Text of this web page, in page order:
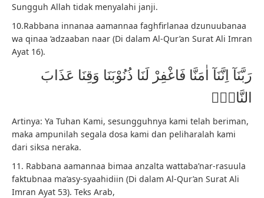
Sungguh Allah tidak menyalahi janji.
10.Rabbana innanaa aamannaa faghfirlanaa dzunuubanaa
wa qinaa ‘adzaaban naar (Di dalam Al-Qur’an Surat Ali Imran
Ayat 16).
رَبَّنَآ اِنَّنَآ اٰمَنَّا فَاغْفِرْ لَنَا ذُنُوْبَنَا وَقِنَا عَذَابَ
النَّارِۚ
Artinya: Ya Tuhan Kami, sesungguhnya kami telah beriman,
maka ampunilah segala dosa kami dan peliharalah kami
dari siksa neraka.
11. Rabbana aamannaa bimaa anzalta wattaba’nar-rasuula
faktubnaa ma’asy-syaahidiin (Di dalam Al-Qur’an Surat Ali
Imran Ayat 53). Teks Arab,